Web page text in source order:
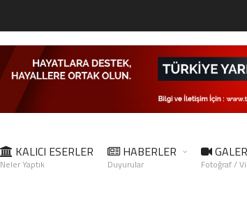
KALICI ESERLER
Neler Yaptık
HABERLER
Duyurular Fotoğraf /